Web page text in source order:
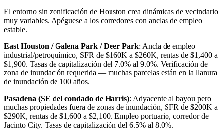
El entorno sin zonificación de Houston crea dinámicas de vecindario
muy variables. Apéguese a los corredores con anclas de empleo
estable.
East Houston / Galena Park / Deer Park: Ancla de empleo
industrial/petroquímico, SFR de $160K a $260K, rentas de $1,400 a
$1,900. Tasas de capitalización del 7.0% al 9.0%. Verificación de
zona de inundación requerida — muchas parcelas están en la llanura
de inundación de 100 años.
Pasadena (SE del condado de Harris): Adyacente al bayou pero
muchas propiedades fuera de zonas de inundación, SFR de $200K a
$290K, rentas de $1,600 a $2,100. Empleo portuario, corredor de
Jacinto City. Tasas de capitalización del 6.5% al 8.0%.